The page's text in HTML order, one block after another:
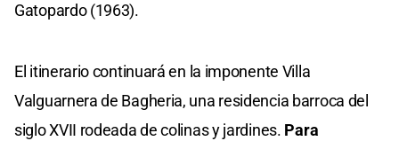
Gatopardo (1963).
El itinerario continuará en la imponente Villa
Valguarnera de Bagheria, una residencia barroca del
siglo XVII rodeada de colinas y jardines. Para